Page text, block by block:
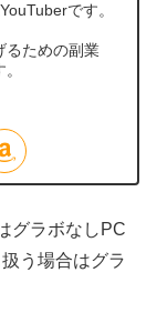
です。
るための副業
グラボなしPC
う場合はグラ